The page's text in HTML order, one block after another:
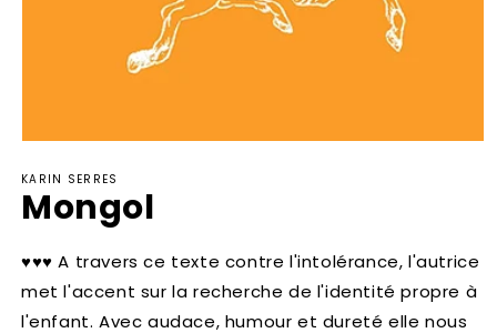
média
1
dans
modale
KARIN SERRES
Mongol
♥♥♥ A travers ce texte contre l'intolérance, l'autrice
met l'accent sur la recherche de l'identité propre à
l'enfant. Avec audace, humour et dureté elle nous